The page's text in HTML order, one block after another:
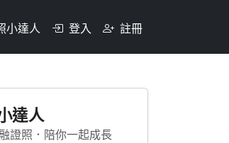
小達人 登入 註冊
PB(4)1 TB
達人
證照．陪你一起成長